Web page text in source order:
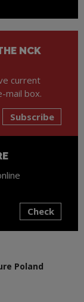
NCK
current
mail box.
Subscribe
Check
Poland